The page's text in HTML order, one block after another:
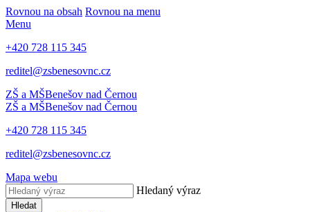
Rovnou na obsah Rovnou na menu
Menu
+420 728 115 345
reditel@zsbenesovnc.cz
ZŠ a MŠBenešov nad Černou
ZŠ a MŠBenešov nad Černou
+420 728 115 345
reditel@zsbenesovnc.cz
Mapa webu
Hledaný výraz
Hledat